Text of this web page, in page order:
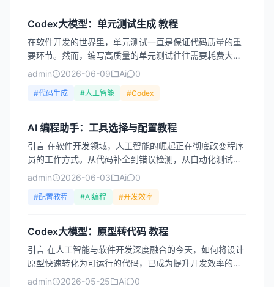
Codex大模型：单元测试生成 教程
在软件开发的世界里，单元测试一直是保证代码质量的重
要环节。然而，编写高质量的单元测试往往需要耗费大量
时间和精力，尤其是在大型项目中，测试覆盖率不足成为
admin 2026-06-09 Ai 0
#代码生成 #人工智能 #Codex
AI 编程助手：工具选择与配置教程
引言 在软件开发领域，人工智能的崛起正在彻底改变程序
员的工作方式。从代码补全到错误检测，从自动化测试到
文档生成，AI 编程助手已经成为现代开发者工具箱中不可
admin 2026-06-03 Ai 0
#配置教程 #AI编程 #开发效率
Codex大模型：原型转代码 教程
引言 在人工智能与软件开发深度融合的今天，如何将设计
原型快速转化为可运行的代码，已成为提升开发效率的关
键命题。OpenAI 推出的 Codex 大模型，作为 G...
admin 2026-05-25 Ai 0